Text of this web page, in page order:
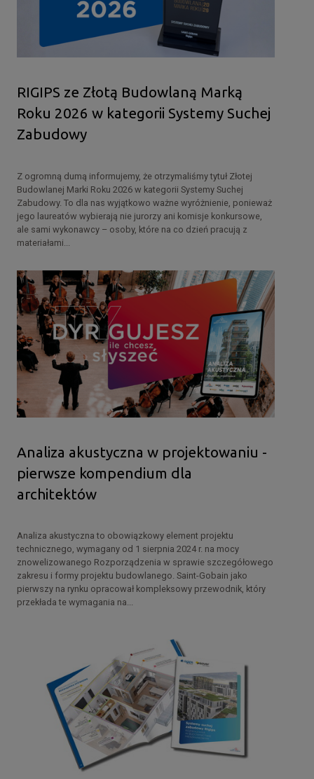
RIGIPS ze Złotą Budowlaną Marką
Roku 2026 w kategorii Systemy Suchej
Zabudowy
Z ogromną dumą informujemy, że otrzymaliśmy tytuł Złotej
Budowlanej Marki Roku 2026 w kategorii Systemy Suchej
Zabudowy. To dla nas wyjątkowo ważne wyróżnienie, ponieważ
jego laureatów wybierają nie jurorzy ani komisje konkursowe,
ale sami wykonawcy – osoby, które na co dzień pracują z
materiałami...
Analiza akustyczna w projektowaniu -
pierwsze kompendium dla
architektów
Analiza akustyczna to obowiązkowy element projektu
technicznego, wymagany od 1 sierpnia 2024 r. na mocy
znowelizowanego Rozporządzenia w sprawie szczegółowego
zakresu i formy projektu budowlanego. Saint-Gobain jako
pierwszy na rynku opracował kompleksowy przewodnik, który
przekłada te wymagania na...